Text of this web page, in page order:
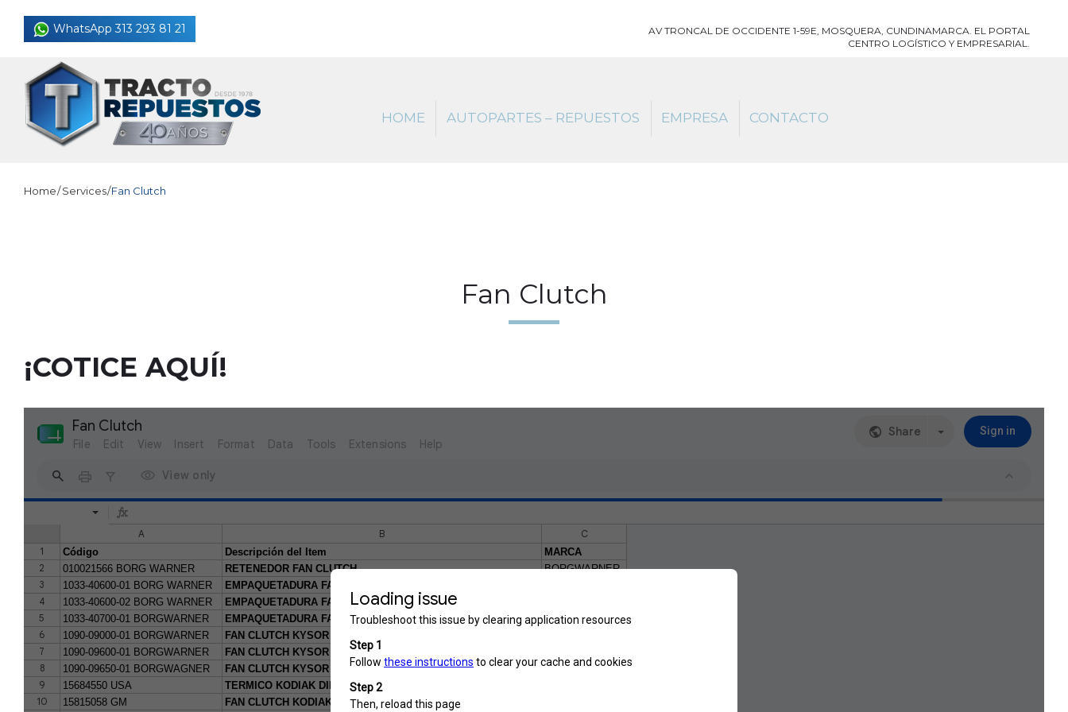
WhatsApp 313 293 81 21
AV TRONCAL DE OCCIDENTE 1-59E, MOSQUERA, CUNDINAMARCA. EL PORTAL
CENTRO LOGÍSTICO Y EMPRESARIAL.
HOME AUTOPARTES – REPUESTOS EMPRESA CONTACTO
Home/Services/Fan Clutch
Fan Clutch
¡COTICE AQUÍ!